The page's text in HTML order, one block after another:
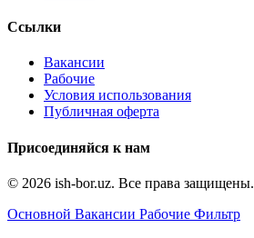
Ссылки
Вакансии
Рабочие
Условия использования
Публичная оферта
Присоединяйся к нам
© 2026 ish-bor.uz. Все права защищены.
Основной Вакансии Рабочие Фильтр